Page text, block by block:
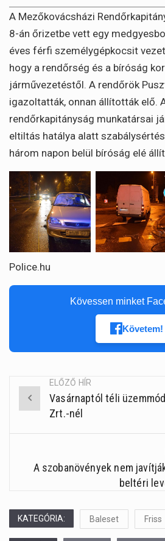
A Mezőkovácsházi
8-án őrizetbe vett egy
éves férfi személygépkocsit
hogy a rendőrség és a bíróság
járművezetéstől. A rendőrök
igazoltatták, onnan állították elő.
rendőrkapitányság munkatársai
eltiltás hatálya alatt
három napon belül bíróság elé
Police.hu
Kövessen minket
Követem!
Post
navigation
ELŐZŐ HÍR
Vasárnaptól téli
Zrt.-nél
A szobanövények nem
beltéri
KATEGÓRIA: Baleset Friss